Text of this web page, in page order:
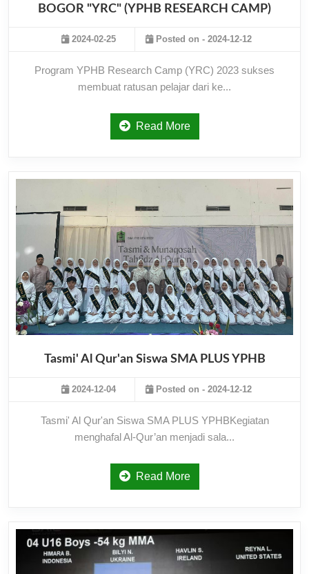
BOGOR "YRC" (YPHB RESEARCH CAMP)
2024-02-25 Posted on - 2024-12-12
Program YPHB Research Camp (YRC) 2023 sukses
membuat ratusan pelajar dari ke...
Read More
Tasmi' Al Qur'an Siswa SMA PLUS YPHB
2024-12-04 Posted on - 2024-12-12
Tasmi' Al Qur'an Siswa SMA PLUS YPHBKegiatan
menghafal Al-Qur’an menjadi sala...
Read More